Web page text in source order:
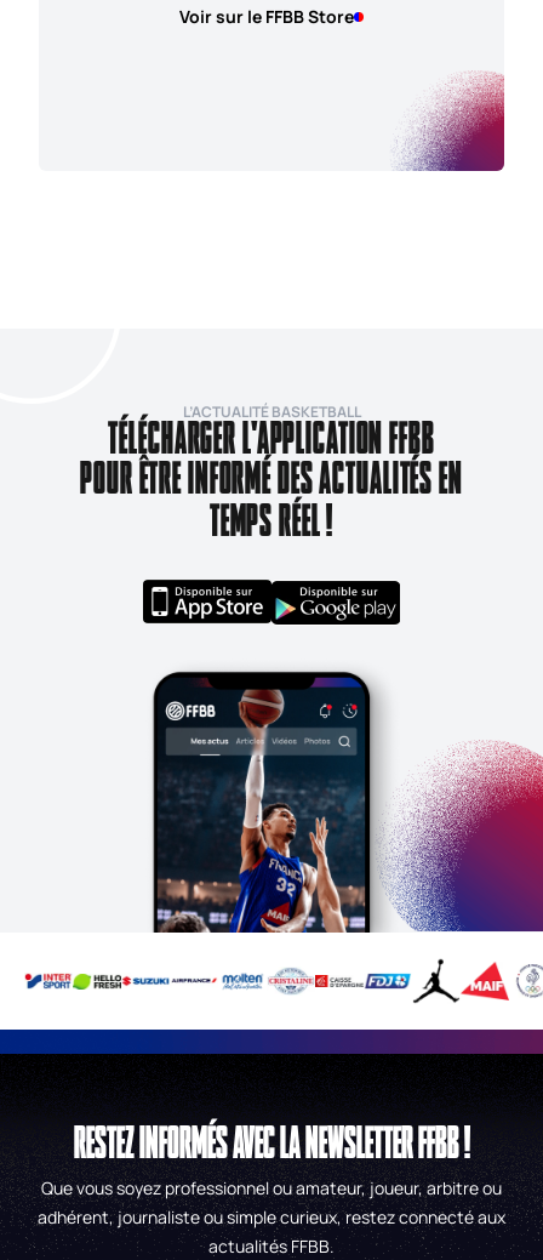
Voir sur le FFBB Store
L’ACTUALITÉ BASKETBALL
TÉLÉCHARGER L'APPLICATION FFBB
POUR ÊTRE INFORMÉ DES ACTUALITÉS EN
TEMPS RÉEL !
RESTEZ INFORMÉS AVEC LA NEWSLETTER FFBB !
Que vous soyez professionnel ou amateur, joueur, arbitre ou
adhérent, journaliste ou simple curieux, restez connecté aux
actualités FFBB.